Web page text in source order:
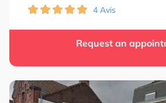
4 Avis
Request an